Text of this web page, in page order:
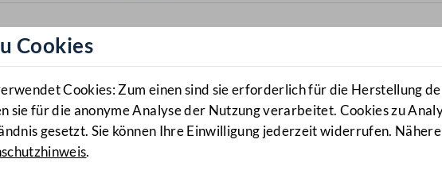
Cookies
Cookies: Zum einen sind sie erforderlich für die Herstellung
sie für die anonyme Analyse der Nutzung verarbeitet. Cookies zu
gesetzt. Sie können Ihre Einwilligung jederzeit widerrufen.
.